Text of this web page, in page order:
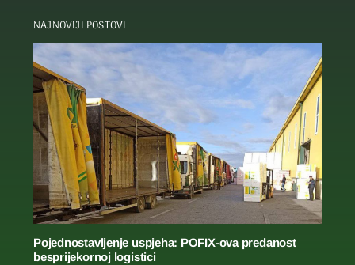
NAJNOVIJI POSTOVI
Pojednostavljenje uspjeha: POFIX-ova predanost
besprijekornoj logistici